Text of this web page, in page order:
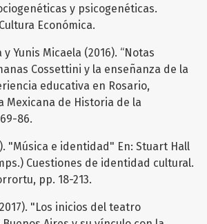
y psicogenéticas.
Económica.
Yunis Micaela (2016). “Notas
Cossettini y la enseñanza de la
educativa en Rosario,
Mexicana de Historia de la
86.
"Música e identidad" En: Stuart Hall
Cuestiones de identidad cultural.
pp. 18-213.
"Los inicios del teatro